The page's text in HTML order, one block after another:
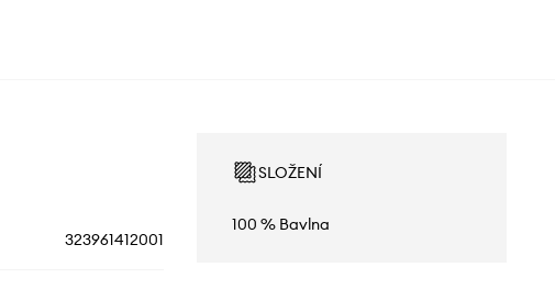
323961412001
SLOŽENÍ
100 % Bavlna